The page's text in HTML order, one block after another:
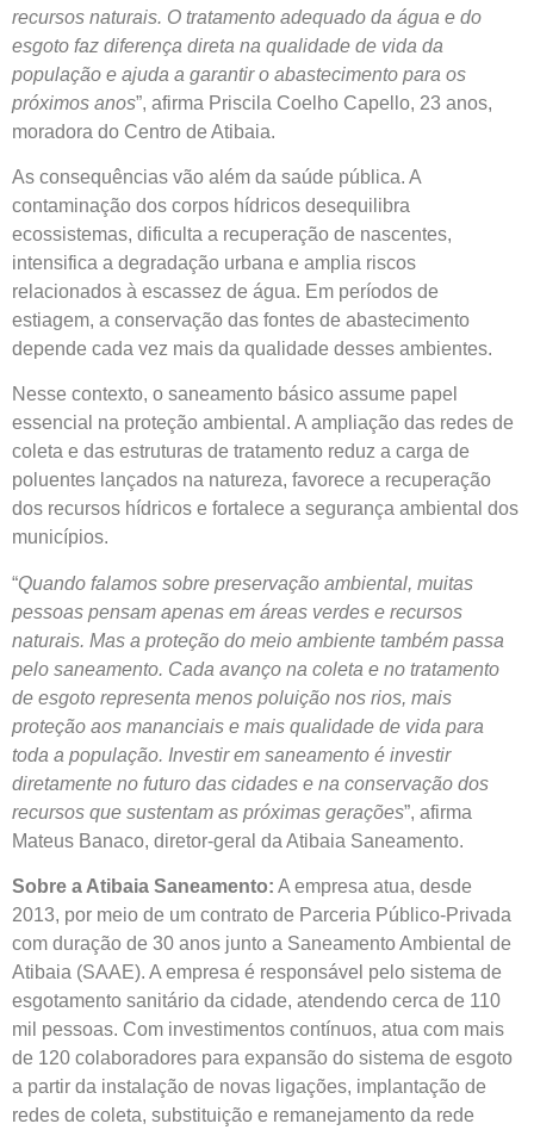
recursos naturais. O tratamento adequado da água e do
esgoto faz diferença direta na qualidade de vida da
população e ajuda a garantir o abastecimento para os
próximos anos”, afirma Priscila Coelho Capello, 23 anos,
moradora do Centro de Atibaia.
As consequências vão além da saúde pública. A
contaminação dos corpos hídricos desequilibra
ecossistemas, dificulta a recuperação de nascentes,
intensifica a degradação urbana e amplia riscos
relacionados à escassez de água. Em períodos de
estiagem, a conservação das fontes de abastecimento
depende cada vez mais da qualidade desses ambientes.
Nesse contexto, o saneamento básico assume papel
essencial na proteção ambiental. A ampliação das redes de
coleta e das estruturas de tratamento reduz a carga de
poluentes lançados na natureza, favorece a recuperação
dos recursos hídricos e fortalece a segurança ambiental dos
municípios.
“Quando falamos sobre preservação ambiental, muitas
pessoas pensam apenas em áreas verdes e recursos
naturais. Mas a proteção do meio ambiente também passa
pelo saneamento. Cada avanço na coleta e no tratamento
de esgoto representa menos poluição nos rios, mais
proteção aos mananciais e mais qualidade de vida para
toda a população. Investir em saneamento é investir
diretamente no futuro das cidades e na conservação dos
recursos que sustentam as próximas gerações”, afirma
Mateus Banaco, diretor-geral da Atibaia Saneamento.
Sobre a Atibaia Saneamento: A empresa atua, desde
2013, por meio de um contrato de Parceria Público-Privada
com duração de 30 anos junto a Saneamento Ambiental de
Atibaia (SAAE). A empresa é responsável pelo sistema de
esgotamento sanitário da cidade, atendendo cerca de 110
mil pessoas. Com investimentos contínuos, atua com mais
de 120 colaboradores para expansão do sistema de esgoto
a partir da instalação de novas ligações, implantação de
redes de coleta, substituição e remanejamento da rede